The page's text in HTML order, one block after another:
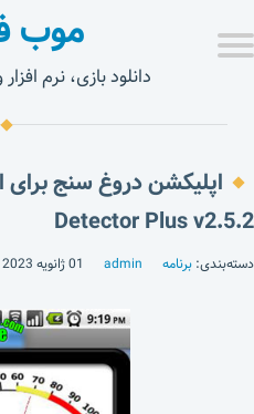
موب
دانلود بازی، نرم
Detector Plus v2.5.2
دسته‌بندی: برنامه admin 01 ژانویه 2023